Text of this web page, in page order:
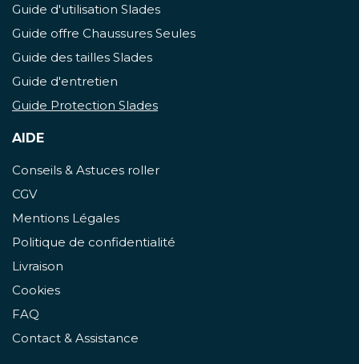
Guide d'utilisation Slades
Guide offre Chaussures Seules
Guide des tailles Slades
Guide d'entretien
Guide Protection Slades
AIDE
Conseils & Astuces roller
CGV
Mentions Légales
Politique de confidentialité
Livraison
Cookies
FAQ
Contact & Assistance